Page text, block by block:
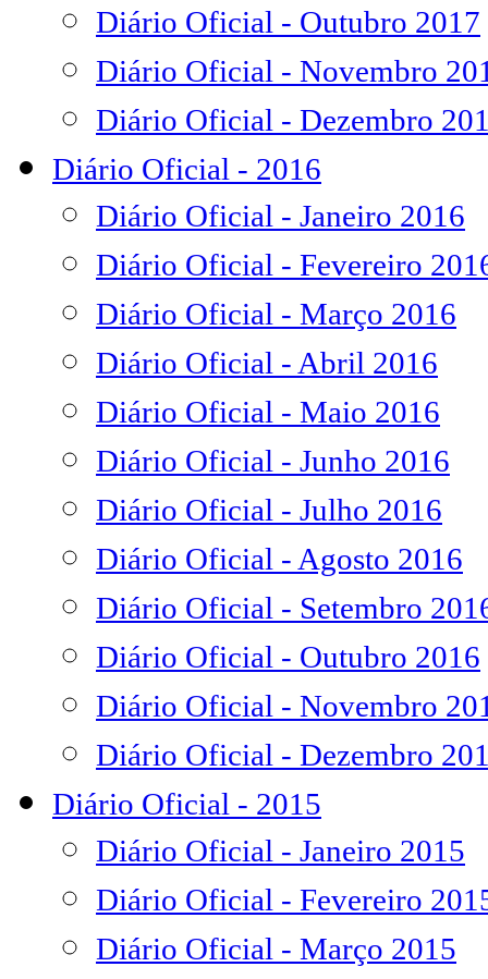
Diário Oficial - Outubro 2017
Diário Oficial - Novembro
Diário Oficial - Dezembro
Diário Oficial - 2016
Diário Oficial - Janeiro 2016
Diário Oficial - Fevereiro
Diário Oficial - Março 2016
Diário Oficial - Abril 2016
Diário Oficial - Maio 2016
Diário Oficial - Junho 2016
Diário Oficial - Julho 2016
Diário Oficial - Agosto 2016
Diário Oficial - Setembro
Diário Oficial - Outubro 2016
Diário Oficial - Novembro
Diário Oficial - Dezembro
Diário Oficial - 2015
Diário Oficial - Janeiro 2015
Diário Oficial - Fevereiro
Diário Oficial - Março 2015